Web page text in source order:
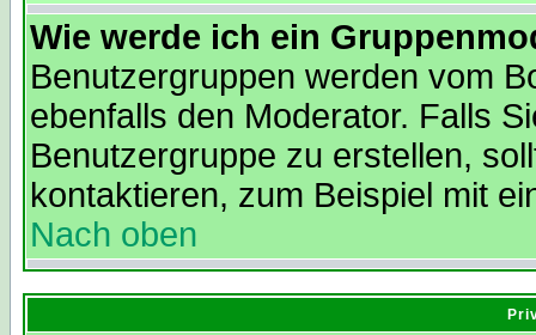
Wie werde ich ein
Benutzergruppen werden vom
ebenfalls den Moderator. Falls
Benutzergruppe zu erstellen,
kontaktieren, zum Beispiel mit
Nach oben